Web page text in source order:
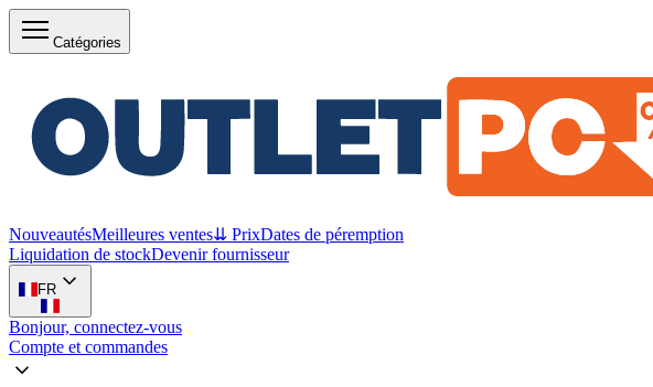
Catégories
NouveautésMeilleures ventes⇊ PrixDates de péremption
Liquidation de stockDevenir fournisseur
FR
Bonjour, connectez-vous
Compte et commandes